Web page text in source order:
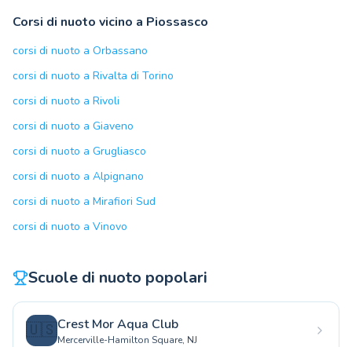
Corsi di nuoto vicino a Piossasco
corsi di nuoto a Orbassano
corsi di nuoto a Rivalta di Torino
corsi di nuoto a Rivoli
corsi di nuoto a Giaveno
corsi di nuoto a Grugliasco
corsi di nuoto a Alpignano
corsi di nuoto a Mirafiori Sud
corsi di nuoto a Vinovo
Scuole di nuoto popolari
🇺🇸Crest Mor Aqua Club
Mercerville-Hamilton Square, NJ